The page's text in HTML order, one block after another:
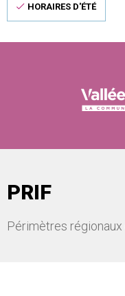
HORAIRES D'ÉTÉ
PRIF
Périmètres